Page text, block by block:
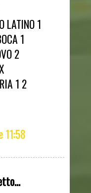
LATINO 1
1
2
1 2
11:58